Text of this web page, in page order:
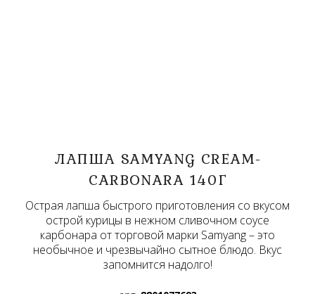
ЛАПША SAMYANG CREAM-
CARBONARA 140Г
Острая лапша быстрого приготовления со вкусом
острой курицы в нежном сливочном соусе
карбонара от торговой марки Samyang – это
необычное и чрезвычайно сытное блюдо. Вкус
запомнится надолго!